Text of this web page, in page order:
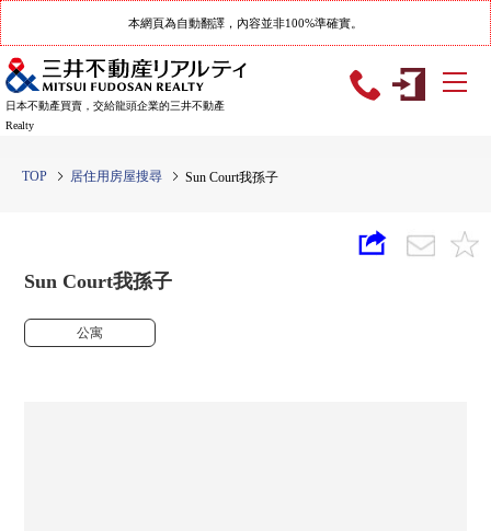
本網頁為自動翻譯，內容並非100%準確實。
日本不動產買賣，交給龍頭企業的三井不動產
Realty
TOP 居住用房屋搜尋 Sun Court我孫子
Sun Court我孫子
公寓